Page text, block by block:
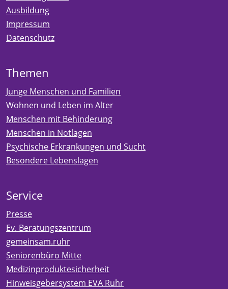
Ausbildung
Impressum
Datenschutz
Themen
Junge Menschen und Familien
Wohnen und Leben im Alter
Menschen mit Behinderung
Menschen in Notlagen
Psychische Erkrankungen und Sucht
Besondere Lebenslagen
Service
Presse
Ev. Beratungszentrum
gemeinsam.ruhr
Seniorenbüro Mitte
Medizinproduktesicherheit
Hinweisgebersystem EVA Ruhr